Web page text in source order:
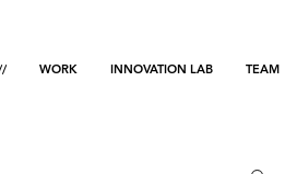
WORK INNOVATION LAB TEAM